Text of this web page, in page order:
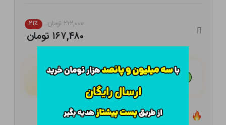
۲۱۲,۰۰۰ تومان ۲۱٪
۱۶۷,۴۸۰ تومان
هـر قسط با تــرب‌پــی:۴۱,۸۷۰ تومان